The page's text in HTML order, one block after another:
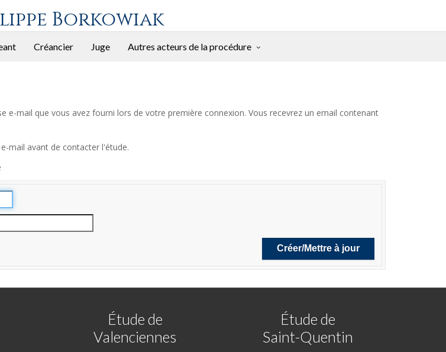
Borkowiak
Créancier Juge Autres acteurs de la procédure
e-mail que vous avez fourni lors de votre première connexion. Vous recevrez un email contenant
mail avant de contacter l'étude.
Étude de
Valenciennes
Étude de
Saint-Quentin